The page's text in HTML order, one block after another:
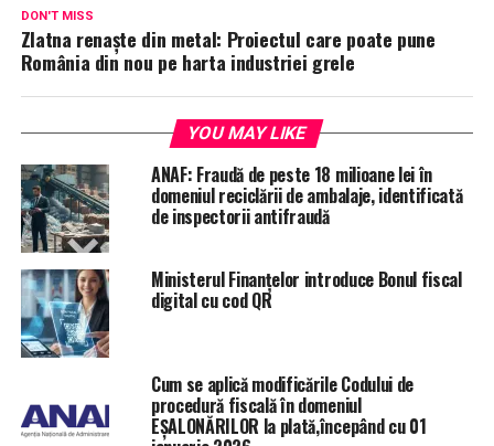
DON'T MISS
Zlatna renaște din metal: Proiectul care poate pune
România din nou pe harta industriei grele
YOU MAY LIKE
ANAF: Fraudă de peste 18 milioane lei în
domeniul reciclării de ambalaje, identificată
de inspectorii antifraudă
Ministerul Finanțelor introduce Bonul fiscal
digital cu cod QR
Cum se aplică modificările Codului de
procedură fiscală în domeniul
EȘALONĂRILOR la plată,începând cu 01